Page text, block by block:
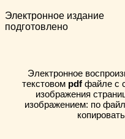
Электронное издание
подготовлено
Электронное
текстовом pdfфайле с
изображения
изображением: по